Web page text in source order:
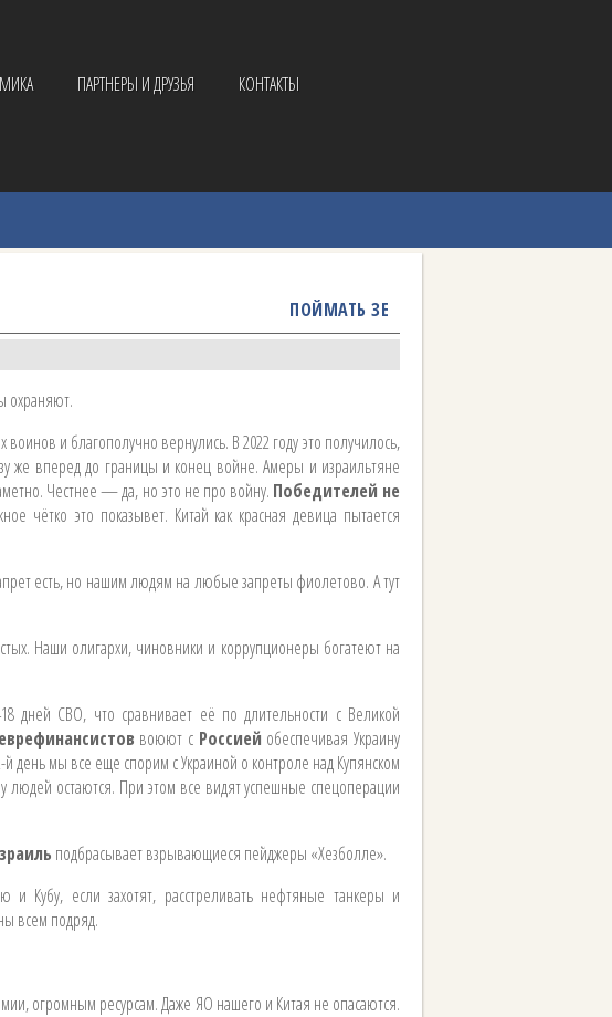
ПАРТНЕРЫ И ДРУЗЬЯ КОНТАКТЫ
ПОЙМАТЬ ЗЕ
охраняют.
и благополучно вернулись. В 2022 году это получилось,
же вперед до границы и конец войне. Амеры и израильтяне
Честнее — да, но это не про войну. Победителей не
чётко это показывет. Китай как красная девица пытается
есть, но нашим людям на любые запреты фиолетово. А тут
Наши олигархи, чиновники и коррупционеры богатеют на
дней СВО, что сравнивает её по длительности с Великой
еврефинансистов воюют с Россией обеспечивая Украину
день мы все еще спорим с Украиной о контроле над Купянском
остаются. При этом все видят успешные спецоперации
подбрасывает взрывающиеся пейджеры «Хезболле».
и Кубу, если захотят, расстреливать нефтяные танкеры и
всем подряд.
огромным ресурсам. Даже ЯО нашего и Китая не опасаются.